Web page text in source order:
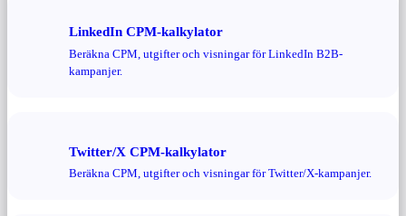
LinkedIn CPM-kalkylator
Beräkna CPM, utgifter och visningar för LinkedIn B2B-
kampanjer.
Twitter/X CPM-kalkylator
Beräkna CPM, utgifter och visningar för Twitter/X-kampanjer.